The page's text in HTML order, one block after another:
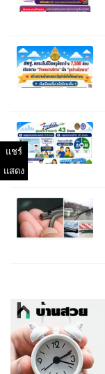
แชร์
แสดง